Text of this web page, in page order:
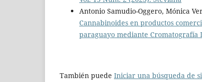
Antonio Samudio-Oggero, Mónica
Cannabinoides en productos
paraguayo mediante Cromatografía
También puede Iniciar una búsqueda de